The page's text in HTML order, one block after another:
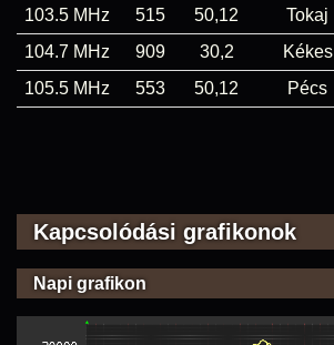
103.5 MHz 515 50,12 Tokaj
104.7 MHz
909 30,2 Kékes
105.5 MHz
553 50,12 Pécs
Kapcsolódási grafikonok
Napi grafikon